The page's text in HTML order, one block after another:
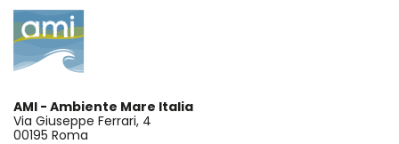
AMI - Ambiente Mare Italia
Via Giuseppe Ferrari, 4
00195 Roma